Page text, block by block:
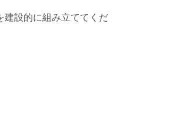
建設的に組み立ててくだ